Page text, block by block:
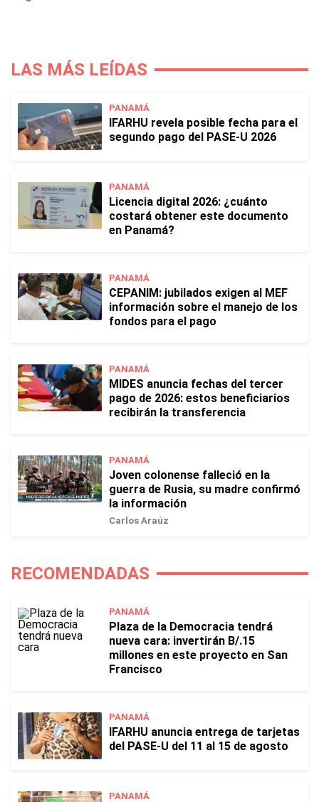
LAS MÁS LEÍDAS
PANAMÁ
IFARHU revela posible fecha para el
segundo pago del PASE-U 2026
PANAMÁ
Licencia digital 2026: ¿cuánto
costará obtener este documento
en Panamá?
PANAMÁ
CEPANIM: jubilados exigen al MEF
información sobre el manejo de los
fondos para el pago
PANAMÁ
MIDES anuncia fechas del tercer
pago de 2026: estos beneficiarios
recibirán la transferencia
PANAMÁ
Joven colonense falleció en la
guerra de Rusia, su madre confirmó
la información
Carlos Araúz
RECOMENDADAS
PANAMÁ
Plaza de la Democracia tendrá
nueva cara: invertirán B/.15
millones en este proyecto en San
Francisco
PANAMÁ
IFARHU anuncia entrega de tarjetas
del PASE-U del 11 al 15 de agosto
PANAMÁ